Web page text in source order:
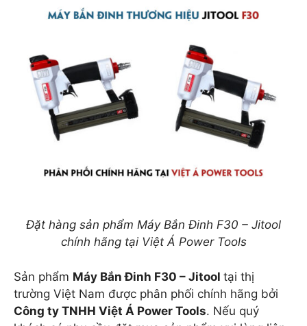
Đặt hàng sản phẩm Máy Bắn Đinh F30 – Jitool
chính hãng tại Việt Á Power Tools
Sản phẩm Máy Bắn Đinh F30 – Jitool tại thị
trường Việt Nam được phân phối chính hãng bởi
Công ty TNHH Việt Á Power Tools. Nếu quý